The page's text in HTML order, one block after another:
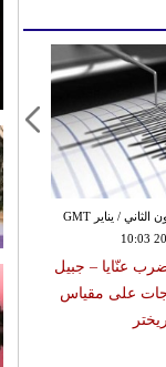
السبت ,31 كانون الثاني / يناير GMT
10:03
عنّايا – جبيل
2.8 درجات على مقياس
ريختر